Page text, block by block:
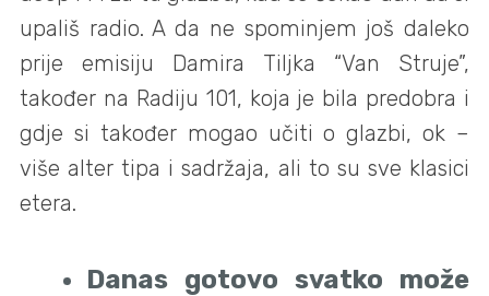
upališ radio. A da ne spominjem još daleko
prije emisiju Damira Tiljka “Van Struje”,
također na Radiju 101, koja je bila predobra i
gdje si također mogao učiti o glazbi, ok –
više alter tipa i sadržaja, ali to su sve klasici
etera.
Danas gotovo svatko može